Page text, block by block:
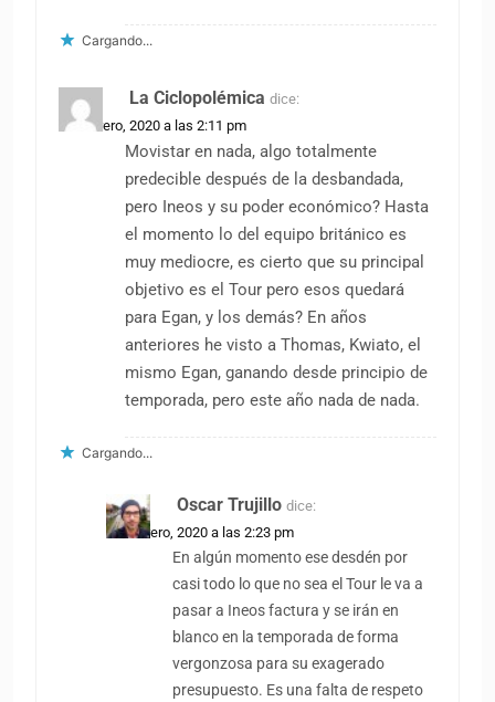
Cargando...
La Ciclopolémica dice:
25 febrero, 2020 a las 2:11 pm
Movistar en nada, algo totalmente
predecible después de la desbandada,
pero Ineos y su poder económico? Hasta
el momento lo del equipo británico es
muy mediocre, es cierto que su principal
objetivo es el Tour pero esos quedará
para Egan, y los demás? En años
anteriores he visto a Thomas, Kwiato, el
mismo Egan, ganando desde principio de
temporada, pero este año nada de nada.
Cargando...
Oscar Trujillo dice:
25 febrero, 2020 a las 2:23 pm
En algún momento ese desdén por
casi todo lo que no sea el Tour le va a
pasar a Ineos factura y se irán en
blanco en la temporada de forma
vergonzosa para su exagerado
presupuesto. Es una falta de respeto